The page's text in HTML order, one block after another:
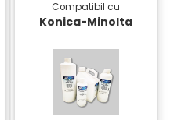
Compatibil cu
Konica-Minolta